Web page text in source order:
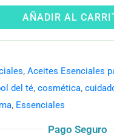
AÑADIR AL
,Aceites Esenciales
del té,cosmética,
, Essenciales
Pago Seguro